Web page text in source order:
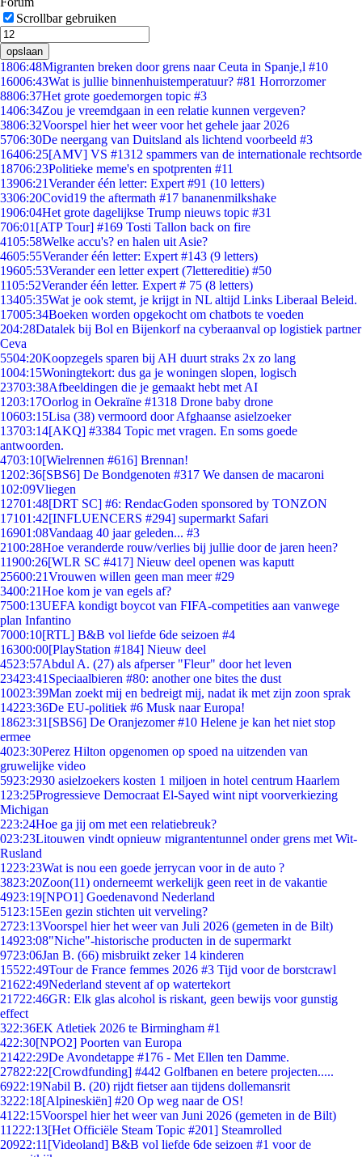
Scrollbar gebruiken
opslaan
1806:48Migranten breken door grens naar Ceuta in Spanje,l #10
16006:43Wat is jullie binnenhuistemperatuur? #81 Horrorzomer
8806:37Het grote goedemorgen topic #3
1406:34Zou je vreemdgaan in een relatie kunnen vergeven?
3806:32Voorspel hier het weer voor het gehele jaar 2026
5706:30De neergang van Duitsland als lichtend voorbeeld #3
16406:25[AMV] VS #1312 spammers van de internationale rechtsorde
18706:23Politieke meme's en spotprenten #11
13906:21Verander één letter: Expert #91 (10 letters)
3306:20Covid19 the aftermath #17 bananenmilkshake
1906:04Het grote dagelijkse Trump nieuws topic #31
706:01 [ATP Tour] #169 Tosti Tallon back on fire
4105:58Welke accu's? en halen uit Asie?
4605:55Verander één letter: Expert #143 (9 letters)
19605:53Verander een letter expert (7lettereditie) #50
1105:52Verander één letter. Expert # 75 (8 letters)
13405:35Wat je ook stemt, je krijgt in NL altijd Links Liberaal Beleid.
17005:34Boeken worden opgekocht om chatbots te voeden
204:28Datalek bij Bol en Bijenkorf na cyberaanval op logistiek partner
Ceva
5504:20Koopzegels sparen bij AH duurt straks 2x zo lang
1004:15Woningtekort: dus ga je woningen slopen, logisch
23703:38Afbeeldingen die je gemaakt hebt met AI
1203:17Oorlog in Oekraïne #1318 Drone baby drone
10603:15Lisa (38) vermoord door Afghaanse asielzoeker
13703:14[AKQ] #3384 Topic met vragen. En soms goede
antwoorden.
4703:10[Wielrennen #616] Brennan!
1202:36[SBS6] De Bondgenoten #317 We dansen de macaroni
102:09Vliegen
12701:48[DRT SC] #6: RendacGoden sponsored by TONZON
17101:42[INFLUENCERS #294] supermarkt Safari
16901:08Vandaag 40 jaar geleden... #3
2100:28Hoe veranderde rouw/verlies bij jullie door de jaren heen?
11900:26[WLR SC #417] Nieuw deel openen was kaputt
25600:21Vrouwen willen geen man meer #29
3400:21Hoe kom je van egels af?
7500:13UEFA kondigt boycot van FIFA-competities aan vanwege
plan Infantino
7000:10[RTL] B&B vol liefde 6de seizoen #4
16300:00[PlayStation #184] Nieuw deel
4523:57Abdul A. (27) als afperser "Fleur" door het leven
23423:41 Speciaalbieren #80: another one bites the dust
10023:39Man zoekt mij en bedreigt mij, nadat ik met zijn zoon sprak
14223:36De EU-politiek #6 Musk naar Europa!
18623:31 [SBS6] De Oranjezomer #10 Helene je kan het niet stop
ermee
4023:30Perez Hilton opgenomen op spoed na uitzenden van
gruwelijke video
5923:2930 asielzoekers kosten 1 miljoen in hotel centrum Haarlem
1 23:25Progressieve Democraat El-Sayed wint nipt voorverkiezing
Michigan
223:24Hoe ga jij om met een relatiebreuk?
023:23Litouwen vindt opnieuw migrantentunnel onder grens met Wit-
Rusland
1223:23Wat is nou een goede jerrycan voor in de auto ?
3823:20Zoon(11) onderneemt werkelijk geen reet in de vakantie
4923:19[NPO1] Goedenavond Nederland
51 23:15Een gezin stichten uit verveling?
2723:13Voorspel hier het weer van Juli 2026 (gemeten in de Bilt)
14923:08"Niche"-historische producten in de supermarkt
9723:06Jan B. (66) misbruikt zeker 14 kinderen
15522:49Tour de France femmes 2026 #3 Tijd voor de borstcrawl
21622:49Nederland stevent af op watertekort
21722:46GR: Elk glas alcohol is riskant, geen bewijs voor gunstig
effect
322:36EK Atletiek 2026 te Birmingham #1
422:30[NPO2] Poorten van Europa
21422:29De Avondetappe #176 - Met Ellen ten Damme.
27822:22[Crowdfunding] #442 Golfbanen en betere projecten.....
6922:19Nabil B. (20) rijdt fietser aan tijdens dollemansrit
3222:18[Alpineskiën] #20 Op weg naar de OS!
41 22:15Voorspel hier het weer van Juni 2026 (gemeten in de Bilt)
11222:13[Het Officiële Steam Topic #201] Steamrolled
20922:11 [Videoland] B&B vol liefde 6de seizoen #1 voor de